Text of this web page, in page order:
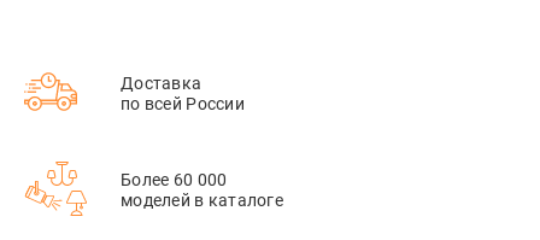
Доставка
по всей России
Более 60 000
моделей в каталоге